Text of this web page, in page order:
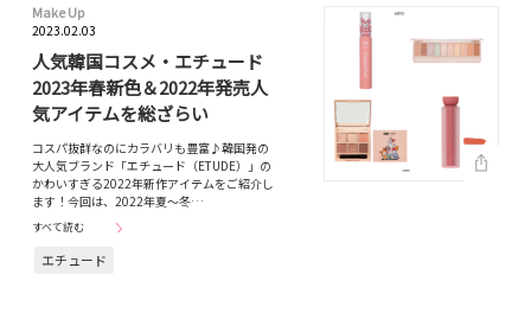
Make Up
2023.02.03
人気韓国コスメ・エチュード
2023年春新色＆2022年発売人
気アイテムを総ざらい
コスパ抜群なのにカラバリも豊富♪韓国発の
大人気ブランド「エチュード（ETUDE）」の
かわいすぎる2022年新作アイテムをご紹介し
ます！今回は、2022年夏〜冬…
すべて読む
エチュード